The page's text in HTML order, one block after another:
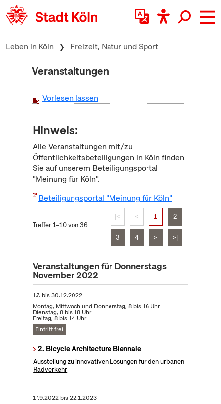
zum Inhalt springen
Leben in Köln Freizeit, Natur und Sport
Veranstaltungen
Vorlesen lassen
Hinweis:
Alle Veranstaltungen mit/zu
Öffentlichkeitsbeteiligungen in Köln finden
Sie auf unserem Beteiligungsportal
"Meinung für Köln".
Beteiligungsportal "Meinung für Köln"
Treffer 1–10 von 36
|< < 1 2
3 4 > >|
Veranstaltungen für Donnerstags
November 2022
1.7. bis30.12.2022
Montag, Mittwoch und Donnerstag, 8 bis 16 Uhr
Dienstag, 8 bis 18 Uhr
Freitag, 8 bis 14 Uhr
Eintritt frei
2. Bicycle Architecture Biennale
Ausstellung zu innovativen Lösungen für den urbanen
Radverkehr
17.9.2022bis22.1.2023